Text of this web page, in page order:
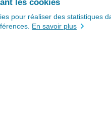
les cookies
pour réaliser des statistiques
En savoir plus